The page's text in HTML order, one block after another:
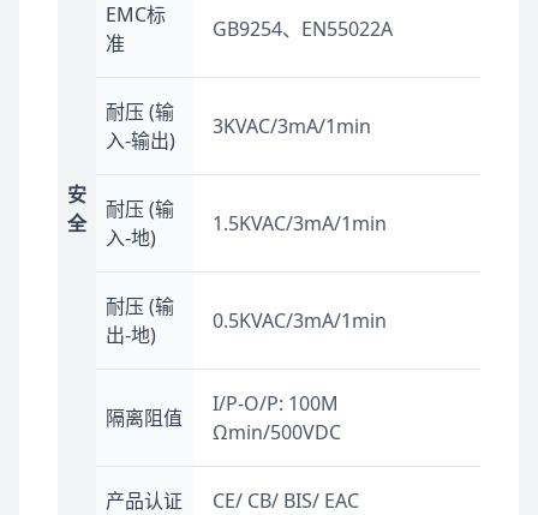
安
全
EMC标
准
GB9254、EN55022A
耐压 (输
入-输出)
3KVAC/3mA/1min
耐压 (输
入-地)
1.5KVAC/3mA/1min
耐压 (输
出-地)
0.5KVAC/3mA/1min
隔离阻值
I/P-O/P: 100M
Ωmin/500VDC
产品认证 CE/ CB/ BIS/ EAC